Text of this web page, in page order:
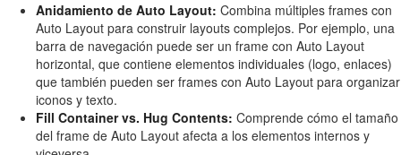
Anidamiento de Auto Layout: Combina múltiples frames con
Auto Layout para construir layouts complejos. Por ejemplo, una
barra de navegación puede ser un frame con Auto Layout
horizontal, que contiene elementos individuales (logo, enlaces)
que también pueden ser frames con Auto Layout para organizar
iconos y texto.
Fill Container vs. Hug Contents: Comprende cómo el tamaño
del frame de Auto Layout afecta a los elementos internos y